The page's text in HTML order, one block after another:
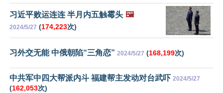
习近平败运连连 半月内五触霉头 🖼️
2024/5/27 (174,223次)
习外交无能 中俄朝陷“三角恋” 2024/5/27 (168,199次)
中共军中四大帮派内斗 福建帮主发动对台武吓 2024/5/27
(162,053次)